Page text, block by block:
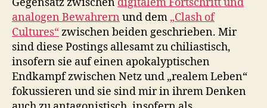
der
Clash
of
Cultures
analogen Bewahrern und dem „Clash of
Cultures“zwischen beiden geschrieben. Mir
sind diese Postings allesamt zu chiliastisch,
insofern sie auf einen apokalyptischen
Endkampf zwischen Netz und „realem Leben“
fokussieren und sie sind mir in ihrem Denken